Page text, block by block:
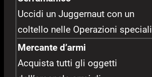
Uccidi un Juggernaut con un
coltello nelle Operazioni speciali
Mercante d’armi
Acquista tutti gli oggetti